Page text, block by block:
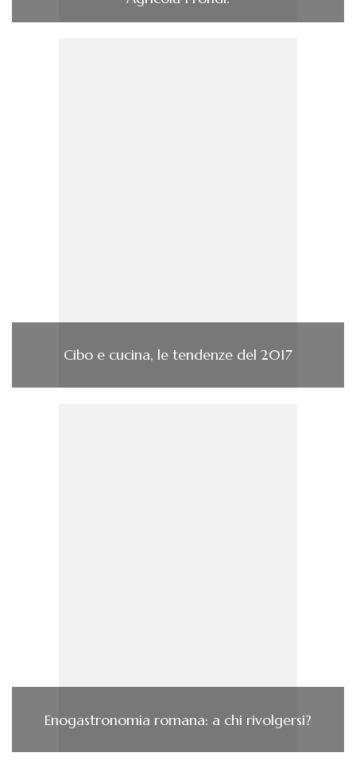
Cibo e cucina, le tendenze del 2017
Enogastronomia romana: a chi rivolgersi?